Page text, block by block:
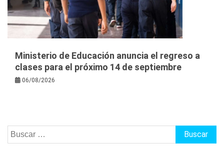
Ministerio de Educación anuncia el regreso a
clases para el próximo 14 de septiembre
06/08/2026
Buscar: